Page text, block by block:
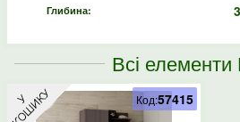
Глибина:
Всі елементи
Код:57415